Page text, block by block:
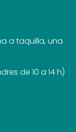
a taquilla, una
de 10 a 14 h)